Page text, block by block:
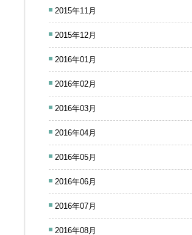
2015年11月
2015年12月
2016年01月
2016年02月
2016年03月
2016年04月
2016年05月
2016年06月
2016年07月
2016年08月